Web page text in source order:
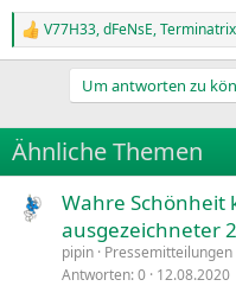
R
e
i
o
n
V77H33,dFeNsE,Terminatrix
Um antworten zu
Ähnliche Themen
Wahre Schönheit
ausgezeichneter
pipin Pressemitteilungen
Antworten 0 12.08.2020